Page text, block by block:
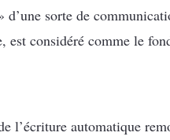
d’une sorte de
est considéré comme le
l’écriture automatique